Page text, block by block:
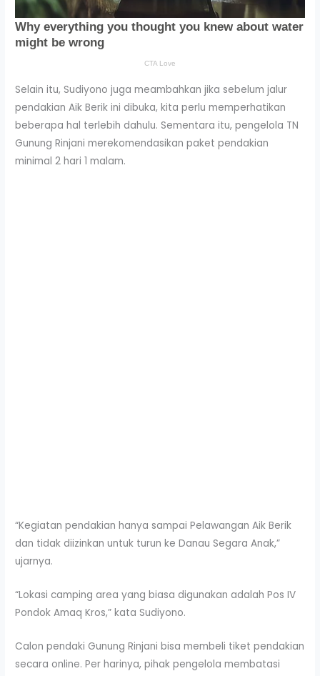
Selain itu, Sudiyono juga meambahkan jika sebelum jalur
pendakian Aik Berik ini dibuka, kita perlu memperhatikan
beberapa hal terlebih dahulu. Sementara itu, pengelola TN
Gunung Rinjani merekomendasikan paket pendakian
minimal 2 hari 1 malam.
“Kegiatan pendakian hanya sampai Pelawangan Aik Berik
dan tidak diizinkan untuk turun ke Danau Segara Anak,”
ujarnya.
“Lokasi camping area yang biasa digunakan adalah Pos IV
Pondok Amaq Kros,” kata Sudiyono.
Calon pendaki Gunung Rinjani bisa membeli tiket pendakian
secara online. Per harinya, pihak pengelola membatasi